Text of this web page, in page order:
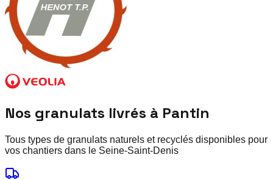
Nos granulats livrés à Pantin
Tous types de granulats naturels et recyclés disponibles pour
vos chantiers dans le Seine-Saint-Denis